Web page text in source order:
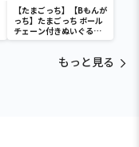
【たまごっち】【Bもんが
っち】たまごっち ボール
チェーン付きぬいぐるみ
～Tamagotchi
もっと見る